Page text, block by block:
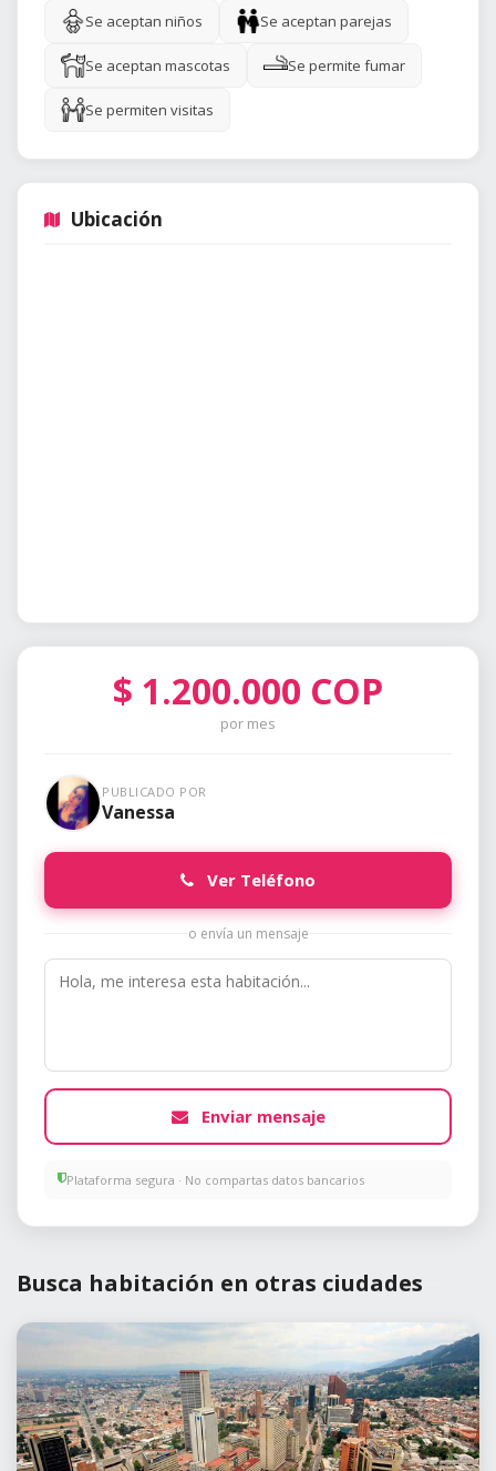
Se aceptan niños Se aceptan parejas
Se aceptan mascotas Se permite fumar
Se permiten visitas
Ubicación
$ 1.200.000 COP
por mes
PUBLICADO POR
Vanessa
Ver Teléfono
o envía un mensaje
Enviar mensaje
Plataforma segura · No compartas datos bancarios
Busca habitación en otras ciudades